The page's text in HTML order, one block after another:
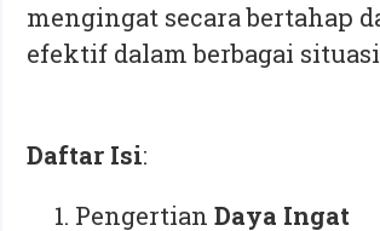
mengingat secara bertahap
efektif dalam berbagai
Daftar Isi:
Pengertian Daya Ingat